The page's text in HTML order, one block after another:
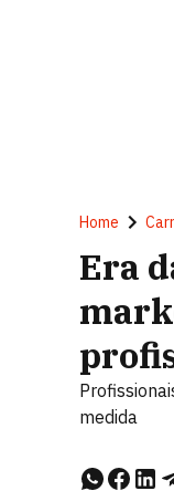
Home
Era
medida